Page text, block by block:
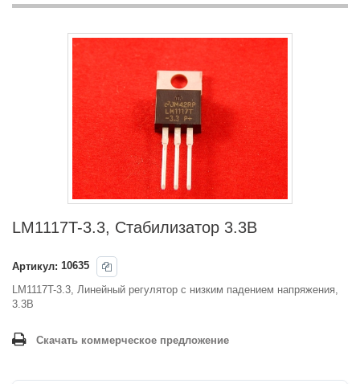
LM1117T-3.3, Стабилизатор 3.3В
Артикул: 10635
LM1117T-3.3, Линейный регулятор с низким падением напряжения,
3.3В
Скачать коммерческое предложение